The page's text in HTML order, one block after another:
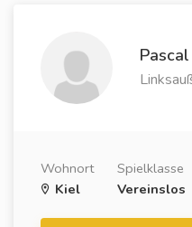
Wohnort
Kiel
Spielklasse
Vereinslos